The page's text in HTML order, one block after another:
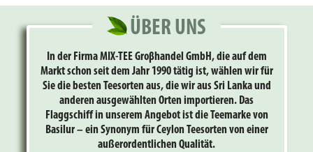
ÜBER UNS
In der Firma MIX-TEE Groβhandel GmbH, die auf dem
Markt schon seit dem Jahr 1990 tätig ist, wählen wir für
Sie die besten Teesorten aus, die wir aus Sri Lanka und
anderen ausgewählten Orten importieren. Das
Flaggschiff in unserem Angebot ist die Teemarke von
Basilur – ein Synonym für Ceylon Teesorten von einer
außerordentlichen Qualität.